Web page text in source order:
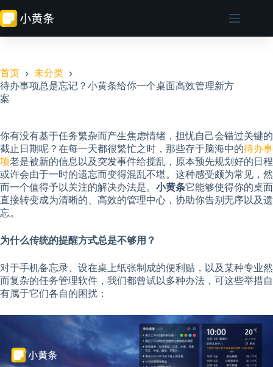
至
首页
未分类
待办事项总是忘记？小黄条给你一个桌面高效管理新方
案
你有没有基于任务繁杂而产生焦虑情绪，担忧自己会错过关键的
截止日期呢？在每一天都很繁忙之时，那些存于脑海中的待办事
项老是被新的信息以及突发事件给搅乱，原本预先规划好的日程
或许会由于一时的遗忘而变得混乱不堪。这种感受颇为常见，然
而一个值得予以关注的解决办法是。 小黄条它能够使得你的桌面
直接转变成为清晰的、高效的管理中心，协助你告别无序以及遗
忘。
为什么传统的提醒方式总是不够用？
对于手机备忘录、设在桌上纸张制成的便利贴，以及某种专业然
而复杂的任务管理软件，我们都曾试以多种办法，可这些举措自
有属于它们各自的困扰：